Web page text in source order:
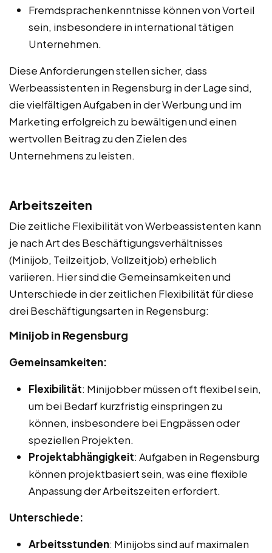
Fremdsprachenkenntnisse können von Vorteil
sein, insbesondere in international tätigen
Unternehmen.
Diese Anforderungen stellen sicher, dass
Werbeassistenten in Regensburg in der Lage sind,
die vielfältigen Aufgaben in der Werbung und im
Marketing erfolgreich zu bewältigen und einen
wertvollen Beitrag zu den Zielen des
Unternehmens zu leisten.
Arbeitszeiten
Die zeitliche Flexibilität von Werbeassistenten kann
je nach Art des Beschäftigungsverhältnisses
(Minijob, Teilzeitjob, Vollzeitjob) erheblich
variieren. Hier sind die Gemeinsamkeiten und
Unterschiede in der zeitlichen Flexibilität für diese
drei Beschäftigungsarten in Regensburg:
Minijob in Regensburg
Gemeinsamkeiten:
Flexibilität: Minijobber müssen oft flexibel sein,
um bei Bedarf kurzfristig einspringen zu
können, insbesondere bei Engpässen oder
speziellen Projekten.
Projektabhängigkeit: Aufgaben in Regensburg
können projektbasiert sein, was eine flexible
Anpassung der Arbeitszeiten erfordert.
Unterschiede:
Arbeitsstunden: Minijobs sind auf maximalen